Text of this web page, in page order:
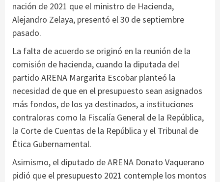
nación de 2021 que el ministro de Hacienda,
Alejandro Zelaya, presentó el 30 de septiembre
pasado.
La falta de acuerdo se originó en la reunión de la
comisión de hacienda, cuando la diputada del
partido ARENA Margarita Escobar planteó la
necesidad de que en el presupuesto sean asignados
más fondos, de los ya destinados, a instituciones
contraloras como la Fiscalía General de la República,
la Corte de Cuentas de la República y el Tribunal de
Ética Gubernamental.
Asimismo, el diputado de ARENA Donato Vaquerano
pidió que el presupuesto 2021 contemple los montos